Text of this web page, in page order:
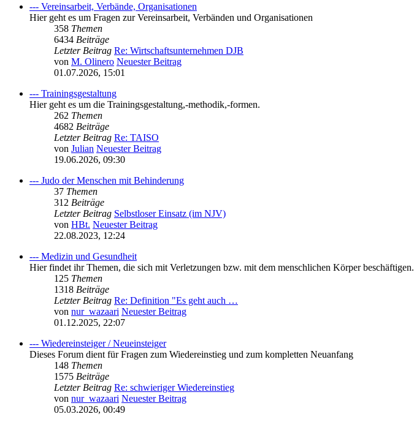
--- Vereinsarbeit, Verbände, Organisationen
Hier geht es um Fragen zur Vereinsarbeit, Verbänden und Organisationen
358 Themen
6434 Beiträge
Letzter Beitrag Re: Wirtschaftsunternehmen DJB
von M. Olinero Neuester Beitrag
01.07.2026, 15:01
--- Trainingsgestaltung
Hier geht es um die Trainingsgestaltung,-methodik,-formen.
262 Themen
4682 Beiträge
Letzter Beitrag Re: TAISO
von Julian Neuester Beitrag
19.06.2026, 09:30
--- Judo der Menschen mit Behinderung
37 Themen
312 Beiträge
Letzter Beitrag Selbstloser Einsatz (im NJV)
von HBt. Neuester Beitrag
22.08.2023, 12:24
--- Medizin und Gesundheit
Hier findet ihr Themen, die sich mit Verletzungen bzw. mit dem menschlichen Körper beschäftigen.
125 Themen
1318 Beiträge
Letzter Beitrag Re: Definition "Es geht auch …
von nur_wazaari Neuester Beitrag
01.12.2025, 22:07
--- Wiedereinsteiger / Neueinsteiger
Dieses Forum dient für Fragen zum Wiedereinstieg und zum kompletten Neuanfang
148 Themen
1575 Beiträge
Letzter Beitrag Re: schwieriger Wiedereinstieg
von nur_wazaari Neuester Beitrag
05.03.2026, 00:49